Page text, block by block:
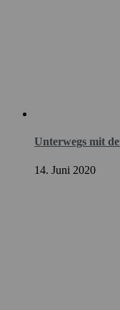
Unterwegs mit
14. Juni 2020